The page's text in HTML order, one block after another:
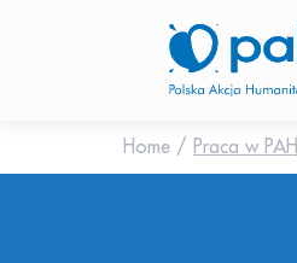
Home / Praca w PAH